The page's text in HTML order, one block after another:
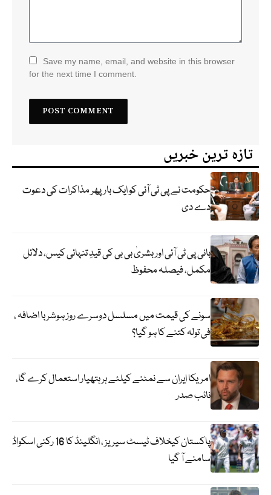
Save my name, email, and website in this browser
for the next time I comment.
تازہ ترین خبریں
حکومت نے پی ٹی آئی کو ایک بارپھر مذاکرات کی دعوت
دے دی
بانی پی ٹی آئی اور بشریٰ بی بی کی قیدِ تنہائی کیس، دلائل
مکمل، فیصلہ محفوظ
سونے کی قیمت میں مسلسل دوسرے روز ہوشربا اضافہ ،
فی تولہ کتنے کا ہو گیا؟
امریکا ایران سے نمٹنے کیلئے ہر ہتھیار استعمال کرے گا،
نائب صدر
پاکستان کیخلاف ٹیسٹ سیریز ، انگلینڈ کا 16 رکنی اسکواڈ
سامنے آ گیا